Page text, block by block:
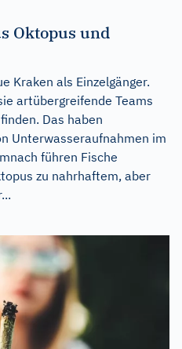
Oktopus und
Kraken als Einzelgänger.
artübergreifende Teams
Das haben
Unterwasseraufnahmen im
führen Fische
zu nahrhaftem, aber